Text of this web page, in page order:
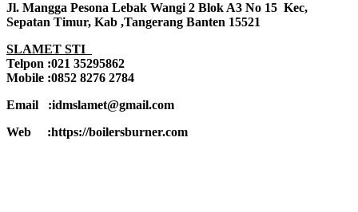
Jl. Mangga Pesona Lebak Wangi 2 Blok A3 No 15 Kec,
Sepatan Timur, Kab ,Tangerang Banten 15521
SLAMET STI
Telpon :021 35295862
Mobile :0852 8276 2784
Email :idmslamet@gmail.com
Web :https://boilersburner.com